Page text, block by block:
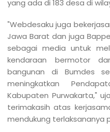
yang ada di 183 desa di
"Webdesaku juga
Jawa Barat dan juga
sebagai media untuk
kendaraan bermotor
bangunan di Bumdes
meningkatkan
Kabupaten Purwakarta,"
terimakasih atas
mendukung terlaksananya